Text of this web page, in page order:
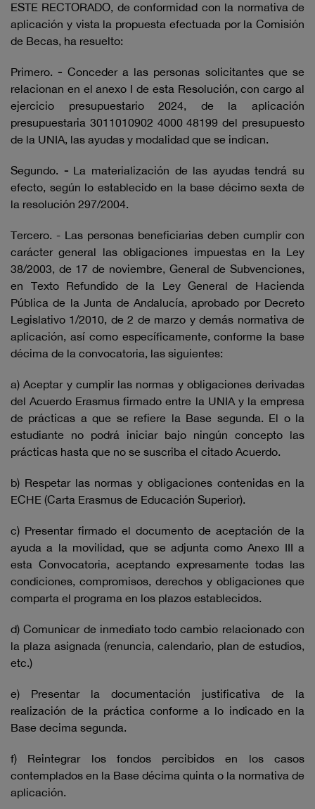
ESTE RECTORADO, de conformidad con la normativa de
aplicación y vista la propuesta efectuada por la Comisión
de Becas, ha resuelto:
Primero.- Conceder a las personas solicitantes que se
relacionan en el anexo I de esta Resolución, con cargo al
ejercicio presupuestario 2024, de la aplicación
presupuestaria 3011010902 4000 48199 del presupuesto
de la UNIA, las ayudas y modalidad que se indican.
Segundo. -La materialización de las ayudas tendrá su
efecto, según lo establecido en la base décimo sexta de
la resolución 297/2004.
Tercero. - Las personas beneficiarias deben cumplir con
carácter general las obligaciones impuestas en la Ley
38/2003, de 17 de noviembre, General de Subvenciones,
en Texto Refundido de la Ley General de Hacienda
Pública de la Junta de Andalucía, aprobado por Decreto
Legislativo 1/2010, de 2 de marzo y demás normativa de
aplicación, así como específicamente, conforme la base
décima de la convocatoria, las siguientes:
a) Aceptar y cumplir las normas y obligaciones derivadas
del Acuerdo Erasmus firmado entre la UNIA y la empresa
de prácticas a que se refiere la Base segunda. El o la
estudiante no podrá iniciar bajo ningún concepto las
prácticas hasta que no se suscriba el citado Acuerdo.
b) Respetar las normas y obligaciones contenidas en la
ECHE (Carta Erasmus de Educación Superior).
c) Presentar firmado el documento de aceptación de la
ayuda a la movilidad, que se adjunta como Anexo III a
esta Convocatoria, aceptando expresamente todas las
condiciones, compromisos, derechos y obligaciones que
comparta el programa en los plazos establecidos.
d) Comunicar de inmediato todo cambio relacionado con
la plaza asignada (renuncia, calendario, plan de estudios,
etc.)
e) Presentar la documentación justificativa de la
realización de la práctica conforme a lo indicado en la
Base decima segunda.
f) Reintegrar los fondos percibidos en los casos
contemplados en la Base décima quinta o la normativa de
aplicación.